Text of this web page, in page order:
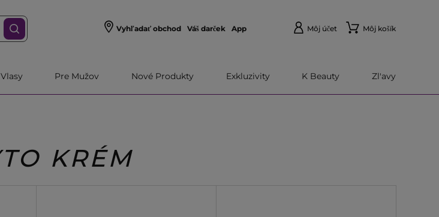
Vyhľadať obchod Váš darček App Môj účet Môj košík
Vlasy Pre Mužov Nové Produkty Exkluzivity K Beauty Zl'avy
KRÉM